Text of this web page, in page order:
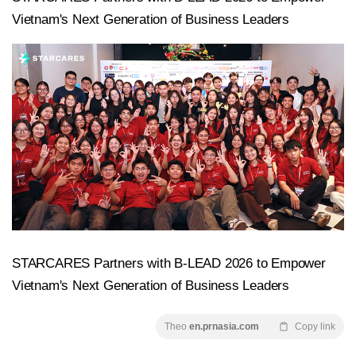
Vietnam's Next Generation of Business Leaders
STARCARES Partners with B-LEAD 2026 to Empower
Vietnam's Next Generation of Business Leaders
Theo en.prnasia.com Copy link